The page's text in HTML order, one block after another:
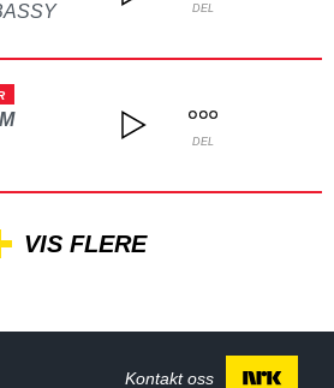
DEL
DEL
VIS FLERE
Kontakt oss